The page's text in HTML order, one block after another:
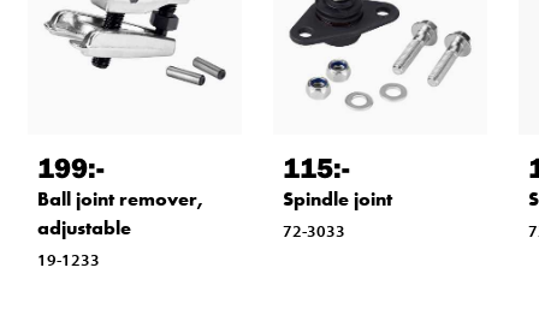
199:-
Ball joint remover,
adjustable
19-1233
115:-
Spindle joint
72-3033